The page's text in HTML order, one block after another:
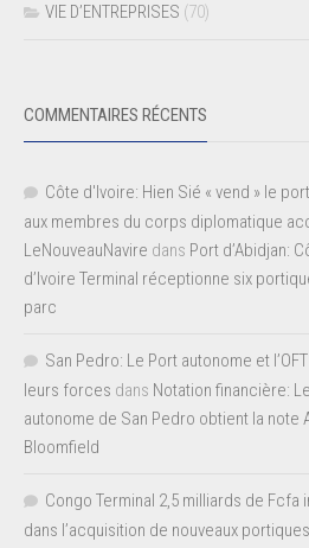
VIE D’ENTREPRISES (70)
COMMENTAIRES RÉCENTS
Côte d'Ivoire: Hien Sié « vend » le
aux membres du corps diplomatique
LeNouveauNavire dans Port d’Abidjan:
d’Ivoire Terminal réceptionne six
parc
San Pedro: Le Port autonome et
leurs forces dans Notation financière:
autonome de San Pedro obtient la note
Bloomfield
Congo Terminal 2,5 milliards de Fcfa
dans l’acquisition de nouveaux portiques